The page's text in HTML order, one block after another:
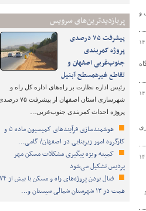
پربازدیدترین‌های سرویس
پیشرفت ۷۵ درصدی
پروژه کمربندی
جنوب‌غربی اصفهان و
تقاطع غیرهمسطح آبنیل
رئیس اداره نظارت بر راه‌های اداره کل راه و
شهرسازی استان اصفهان از پیشرفت ۷۵
پروژه احداث کمربندی جنوب‌غربی…
هوشمندسازی فرآیندهای کمیسیون ماده ۵ و
کارگروه امور زیربنایی در اصفهان/ گامی…
کمیته ویژه پیگیری مشکلات مسکن مهر
پردیس تشکیل می‌شود
فعال بودن پروژه‌های راه و مسکن با بیش از ۷۴
همت در ۱۳ شهرستان شمالی سیستان و…
و
حمل و نقل باری با حدود ۷۰۰ دستگاه
و